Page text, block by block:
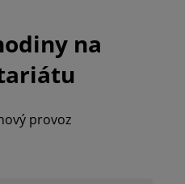
na